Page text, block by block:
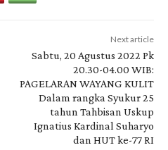
Next article
Sabtu, 20 Agustus 2022 Pk
20.30-04.00 WIB:
PAGELARAN WAYANG KULIT
Dalam rangka Syukur 25
tahun Tahbisan Uskup
Ignatius Kardinal Suharyo
dan HUT ke-77 RI